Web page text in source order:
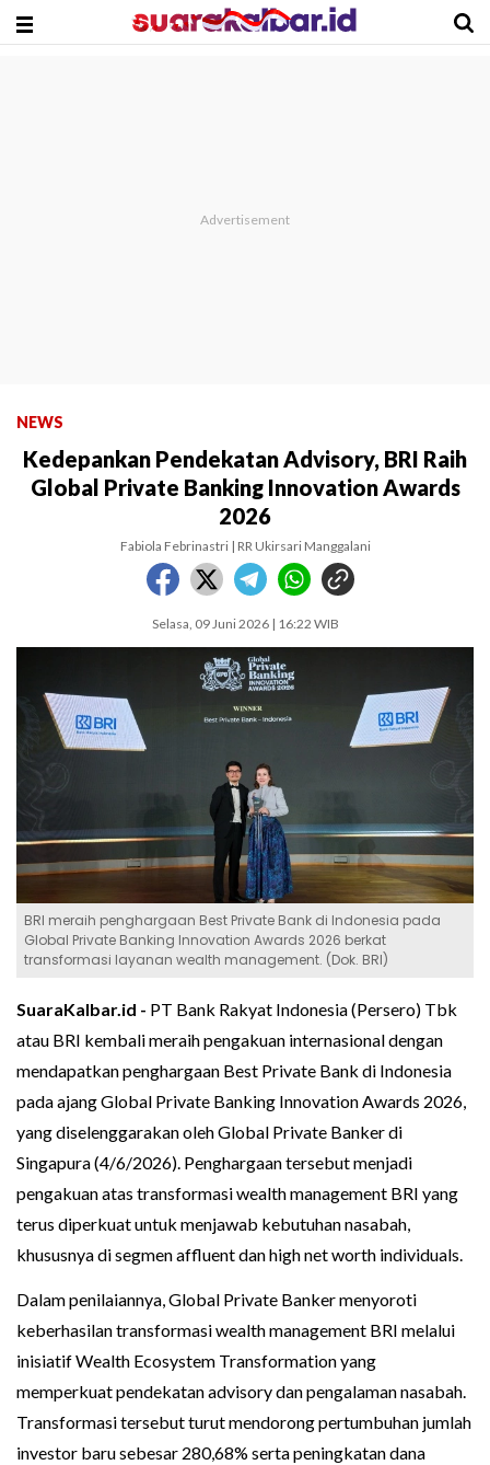
NEWS
Kedepankan Pendekatan Advisory, BRI Raih
Global Private Banking Innovation Awards
2026
Fabiola Febrinastri | RR Ukirsari Manggalani
Selasa, 09 Juni 2026 | 16:22 WIB
BRI meraih penghargaan Best Private Bank di Indonesia pada
Global Private Banking Innovation Awards 2026 berkat
transformasi layanan wealth management. (Dok. BRI)
SuaraKalbar.id - PT Bank Rakyat Indonesia (Persero) Tbk
atau BRI kembali meraih pengakuan internasional dengan
mendapatkan penghargaan Best Private Bank di Indonesia
pada ajang Global Private Banking Innovation Awards 2026,
yang diselenggarakan oleh Global Private Banker di
Singapura (4/6/2026). Penghargaan tersebut menjadi
pengakuan atas transformasi wealth management BRI yang
terus diperkuat untuk menjawab kebutuhan nasabah,
khususnya di segmen affluent dan high net worth individuals.
Dalam penilaiannya, Global Private Banker menyoroti
keberhasilan transformasi wealth management BRI melalui
inisiatif Wealth Ecosystem Transformation yang
memperkuat pendekatan advisory dan pengalaman nasabah.
Transformasi tersebut turut mendorong pertumbuhan jumlah
investor baru sebesar 280,68% serta peningkatan dana